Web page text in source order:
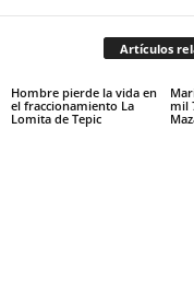
Artículos
Hombre pierde la vida en
el fraccionamiento La
Lomita de Tepic
mil